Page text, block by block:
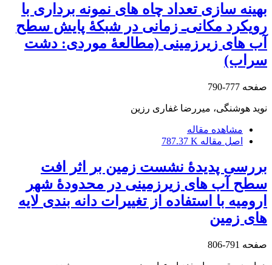
بهینه‏ سازی تعداد چاه ‏های نمونه ‏برداری با
رویکرد مکانی‌ـ زمانی در شبکۀ پایش سطح
آب‏ های زیرزمینی (مطالعۀ موردی: دشت
سراب)
صفحه 777-790
نوید هوشنگی، میررضا غفاری رزین
مشاهده مقاله
اصل مقاله 787.37 K
بررسی پدیدۀ نشست زمین بر اثر افت
سطح آب‏ های زیرزمینی در محدودۀ شهر
ارومیه با استفاده از تغییرات دانه‏ بندی لایه
‏های زمین
صفحه 791-806